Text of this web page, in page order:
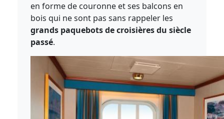
en forme de couronne et ses balcons en
bois qui ne sont pas sans rappeler les
grands paquebots de croisières du siècle
passé.